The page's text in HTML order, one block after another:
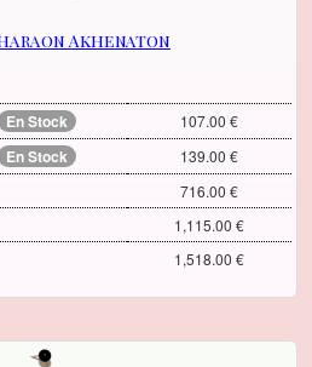
Akhenaton
En Stock
107.00 €
En Stock
139.00 €
716.00 €
1,115.00 €
1,518.00 €